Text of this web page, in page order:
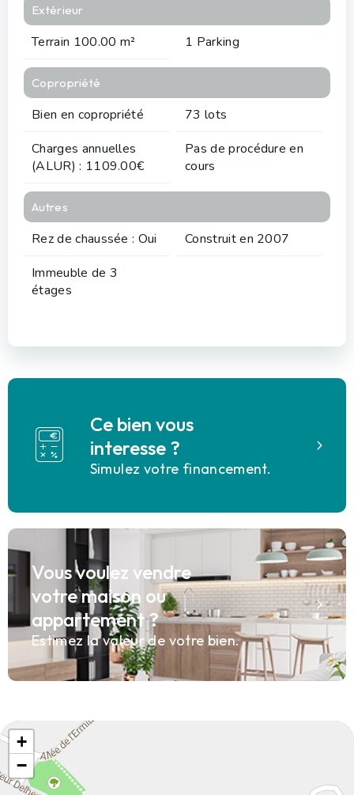
Extérieur
Terrain 100.00 m² 1 Parking
Copropriété
Bien en copropriété
73 lots
Charges annuelles
(ALUR) : 1109.00€
Pas de procédure en
cours
Autres
Rez de chaussée : Oui
Construit en 2007
Immeuble de 3
étages
Ce bien vous
interesse ?
Simulez votre financement.
Vous voulez vendre
votre maison ou
appartement ?
Estimez la valeur de votre bien.
+
−